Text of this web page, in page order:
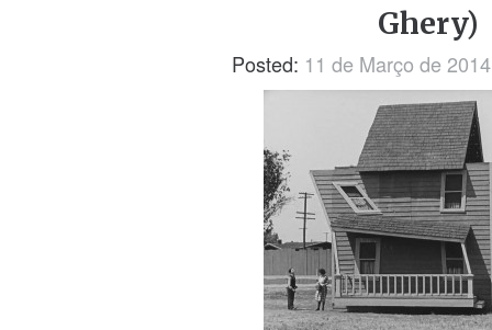
Ghery)
Posted: 11 de Março de 2014